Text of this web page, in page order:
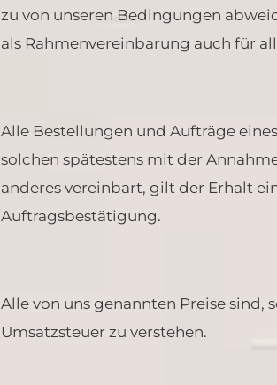
zu von unseren Bedingungen
als Rahmenvereinbarung auch für
Alle Bestellungen und Aufträge
solchen spätestens mit der
anderes vereinbart, gilt der Erhalt
Auftragsbestätigung.
Alle von uns genannten Preise
Umsatzsteuer zu verstehen.